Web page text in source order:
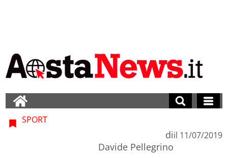
SPORT
di
Davide Pellegrino
il 11/07/2019